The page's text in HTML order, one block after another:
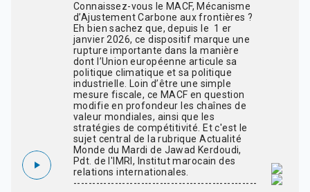
Connaissez-vous le MACF, Mécanisme
d’Ajustement Carbone aux frontières ?
Eh bien sachez que, depuis le 1 er
janvier 2026, ce dispositif marque une
rupture importante dans la manière
dont l’Union européenne articule sa
politique climatique et sa politique
industrielle. Loin d’être une simple
mesure fiscale, ce MACF en question
modifie en profondeur les chaînes de
valeur mondiales, ainsi que les
stratégies de compétitivité. Et c'est le
sujet central de la rubrique Actualité
Monde du Mardi de Jawad Kerdoudi,
Pdt. de l'IMRI, Institut marocain des
relations internationales.
-------------------------------------------------